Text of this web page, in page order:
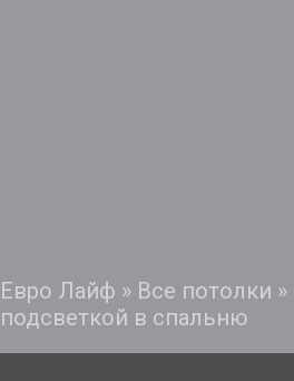
Евро Лайф » Все потолки »
подсветкой в спальню